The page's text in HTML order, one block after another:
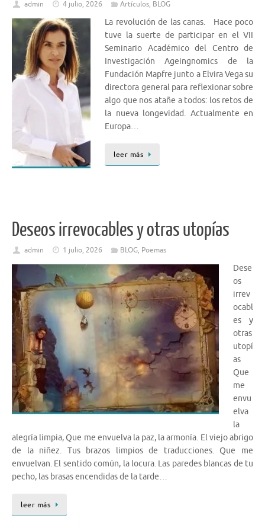
admin 4 julio, 2026 Artículos, BLOG
La revolución de las canas. Hace poco
tuve la suerte de participar en el VII
Seminario Académico del Centro de
Investigación Ageingnomics de la
Fundación Mapfre junto a Elvira Vega su
directora general para reflexionar sobre
algo que nos atañe a todos: los retos de
la nueva longevidad. Actualmente en
Europa…
leer más
Deseos irrevocables y otras utopías
admin 1 julio, 2026 BLOG, Poemas
Dese
os
irrev
ocabl
es y
otras
utopí
as
Que
me
envu
elva
la
alegría limpia, Que me envuelva la paz, la armonía. El viejo abrigo
de la niñez. Tus brazos limpios de traducciones. Que me
envuelvan. El sentido común, la locura. Las paredes blancas de tu
pecho, las brasas encendidas de la tarde…
leer más